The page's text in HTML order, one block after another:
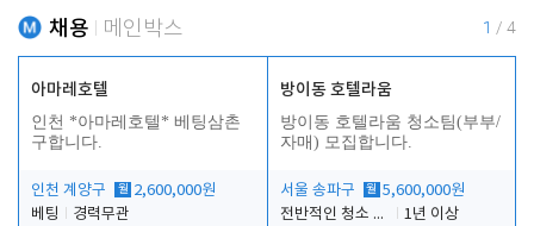
채용 메인박스 1 / 4
아마레호텔
인천 *아마레호텔* 베팅삼촌
구합니다.
인천 계양구 월 2,600,000원
베팅
경력무관
방이동 호텔라움
방이동 호텔라움 청소팀(부부/
자매) 모집합니다.
서울 송파구 월 5,600,000원
전반적인 청소 업무(객실청소.객실정리)
1년 이상